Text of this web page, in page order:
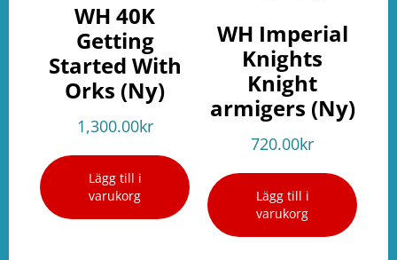
WH 40K
Getting
Started With
Orks (Ny)
1,300.00kr
Lägg till i
varukorg
WH Imperial
Knights
Knight
armigers (Ny)
720.00kr
Lägg till i
varukorg